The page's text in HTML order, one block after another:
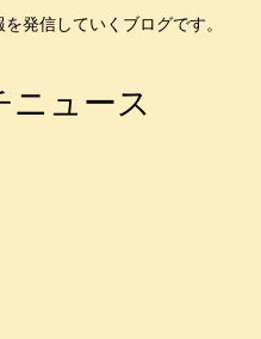
発信していくブログです。
ニュース